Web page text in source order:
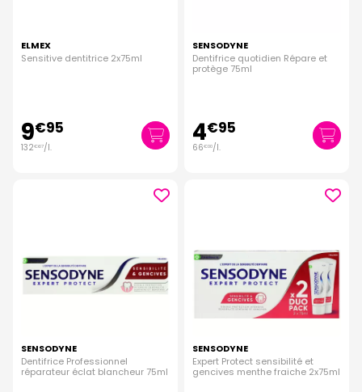
ELMEX
Sensitive dentitrice 2x75ml
9€95
132€67/l.
SENSODYNE
Dentifrice quotidien Répare et
protège 75ml
4€95
66€00/l.
SENSODYNE
Dentifrice Professionnel
réparateur éclat blancheur 75ml
SENSODYNE
Expert Protect sensibilité et
gencives menthe fraiche 2x75ml